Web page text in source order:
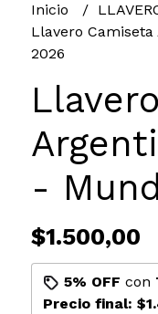
Inicio
Llavero
2026
-
$1.500,00
5% OFF con
Precio final: